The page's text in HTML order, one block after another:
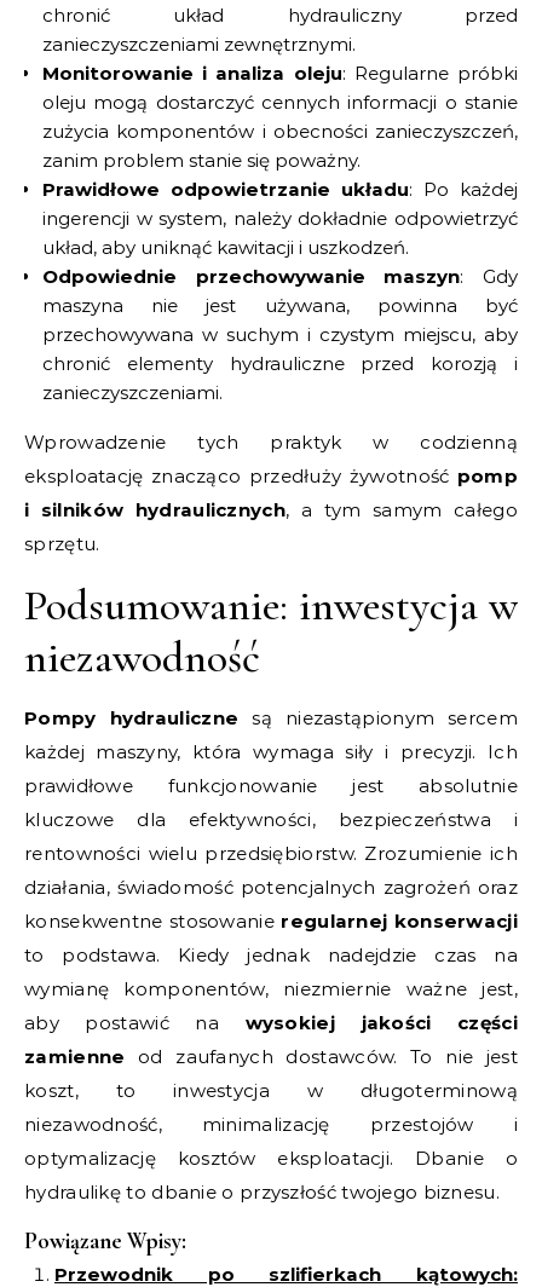
chronić układ hydrauliczny przed
zanieczyszczeniami zewnętrznymi.
Monitorowanie i analiza oleju: Regularne próbki
oleju mogą dostarczyć cennych informacji o stanie
zużycia komponentów i obecności zanieczyszczeń,
zanim problem stanie się poważny.
Prawidłowe odpowietrzanie układu: Po każdej
ingerencji w system, należy dokładnie odpowietrzyć
układ, aby uniknąć kawitacji i uszkodzeń.
Odpowiednie przechowywanie maszyn: Gdy
maszyna nie jest używana, powinna być
przechowywana w suchym i czystym miejscu, aby
chronić elementy hydrauliczne przed korozją i
zanieczyszczeniami.
Wprowadzenie tych praktyk w codzienną
eksploatację znacząco przedłuży żywotność pomp
i silników hydraulicznych, a tym samym całego
sprzętu.
Podsumowanie: inwestycja w
niezawodność
Pompy hydrauliczne są niezastąpionym sercem
każdej maszyny, która wymaga siły i precyzji. Ich
prawidłowe funkcjonowanie jest absolutnie
kluczowe dla efektywności, bezpieczeństwa i
rentowności wielu przedsiębiorstw. Zrozumienie ich
działania, świadomość potencjalnych zagrożeń oraz
konsekwentne stosowanie regularnej konserwacji
to podstawa. Kiedy jednak nadejdzie czas na
wymianę komponentów, niezmiernie ważne jest,
aby postawić na wysokiej jakości części
zamienne od zaufanych dostawców. To nie jest
koszt, to inwestycja w długoterminową
niezawodność, minimalizację przestojów i
optymalizację kosztów eksploatacji. Dbanie o
hydraulikę to dbanie o przyszłość twojego biznesu.
Powiązane Wpisy:
Przewodnik po szlifierkach kątowych: